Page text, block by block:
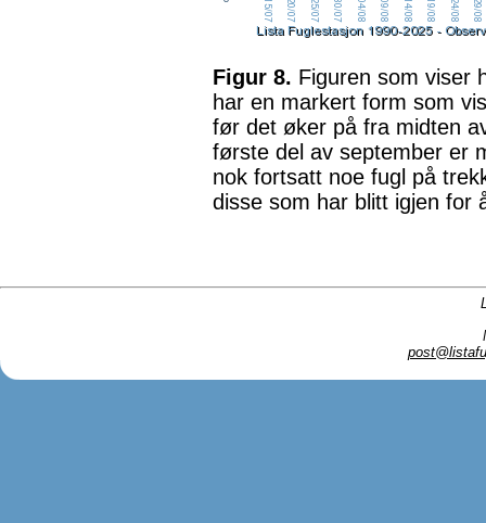
Figur 8. Figuren som viser
har en markert form som
før det øker på fra midten
første del av september er
nok fortsatt noe fugl på
disse som har blitt igjen for